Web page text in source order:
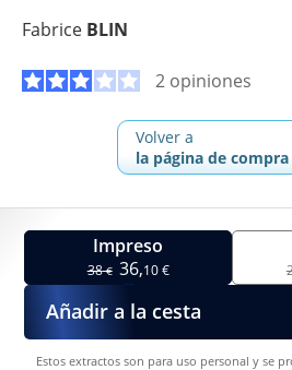
Fabrice BLIN
2 opiniones
Volver a
la página de
Impreso
38€ 36,10 €
Añadir a la cesta
Estos extractos son para uso personal y se